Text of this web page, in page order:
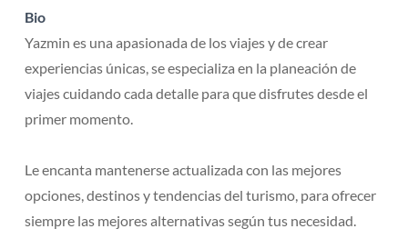
Bio
Yazmin es una apasionada de los viajes y de crear
experiencias únicas, se especializa en la planeación de
viajes cuidando cada detalle para que disfrutes desde el
primer momento.
Le encanta mantenerse actualizada con las mejores
opciones, destinos y tendencias del turismo, para ofrecer
siempre las mejores alternativas según tus necesidad.